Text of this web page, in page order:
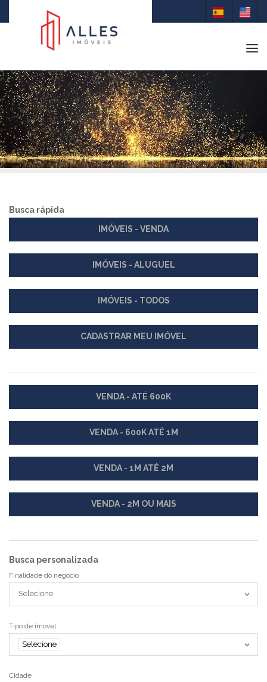
Busca rápida
IMÓVEIS - VENDA
IMÓVEIS - ALUGUEL
IMÓVEIS - TODOS
CADASTRAR MEU IMÓVEL
VENDA - ATÉ 600K
VENDA - 600K ATÉ 1M
VENDA - 1M ATÉ 2M
VENDA - 2M OU MAIS
Busca personalizada
Finalidade do negócio
Selecione
Tipo de imóvel
Selecione
Cidade